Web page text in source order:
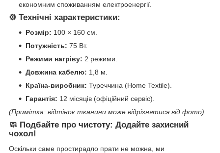
економним споживанням електроенергії.
⚙️ Технічні характеристики:
Розмір: 100 × 160 см.
Потужність: 75 Вт.
Режими нагріву: 2 режими.
Довжина кабелю: 1,8 м.
Країна-виробник: Туреччина (Home Textile).
Гарантія: 12 місяців (офіційний сервіс).
(Примітка: відтінок тканини може відрізнятися від фото).
🧼 Подбайте про чистоту: Додайте захисний
чохол!
Оскільки саме простирадло прати не можна, ми